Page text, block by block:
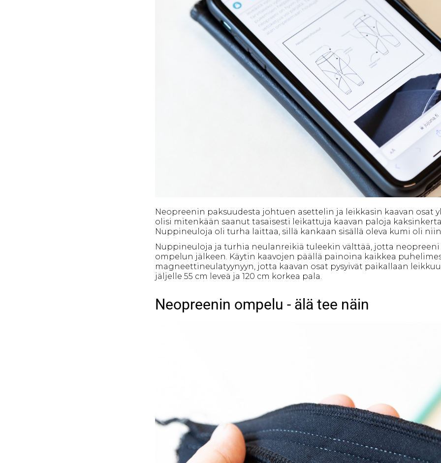
Neopreenin paksuudesta johtuen asettelin ja leikkasin kaavan osat
olisi mitenkään saanut tasaisesti leikattuja kaavan paloja
Nuppineuloja oli turha laittaa, sillä kankaan sisällä oleva kumi oli
Nuppineuloja ja turhia neulanreikiä tuleekin välttää, jotta neopreeni
ompelun jälkeen. Käytin kaavojen päällä painoina kaikkea
magneettineulatyynyyn, jotta kaavan osat pysyivät paikallaan
jäljelle 55 cm leveä ja 120 cm korkea pala.
Neopreenin ompelu - älä tee näin